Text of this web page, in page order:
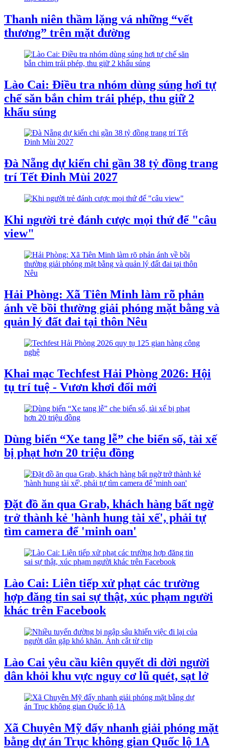
Thanh niên thầm lặng vá những “vết
thương” trên mặt đường
Lào Cai: Điều tra nhóm dùng súng hơi tự
chế săn bắn chim trái phép, thu giữ 2
khẩu súng
Đà Nẵng dự kiến chi gần 38 tỷ đồng trang
trí Tết Đinh Mùi 2027
Khi người trẻ đánh cược mọi thứ để "câu
view"
Hải Phòng: Xã Tiên Minh làm rõ phản
ánh về bồi thường giải phóng mặt bằng và
quản lý đất đai tại thôn Nêu
Khai mạc Techfest Hải Phòng 2026: Hội
tụ trí tuệ - Vươn khơi đổi mới
Dùng biển “Xe tang lễ” che biển số, tài xế
bị phạt hơn 20 triệu đồng
Đặt đồ ăn qua Grab, khách hàng bất ngờ
trở thành kẻ 'hành hung tài xế', phải tự
tìm camera để 'minh oan'
Lào Cai: Liên tiếp xử phạt các trường
hợp đăng tin sai sự thật, xúc phạm người
khác trên Facebook
Lào Cai yêu cầu kiên quyết di dời người
dân khỏi khu vực nguy cơ lũ quét, sạt lở
Xã Chuyên Mỹ đẩy nhanh giải phóng mặt
bằng dự án Trục không gian Quốc lộ 1A